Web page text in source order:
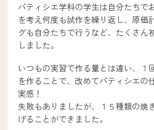
入試について
インターネット出願
学生募集要項ダウンロード
学校提携教育ローン
新着情報
パティシエ学科の学生は自分たちで
を考え何度も試作を繰り返し、原価
グも自分たちで行うなど、たくさん
しました。
いつもの実習で作る量とは違い、１
を作ることで、改めてパティシエの
実感！
失敗もありましたが、１５種類の焼
げることができました。